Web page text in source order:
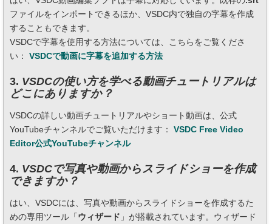
ファイルをインポートできるほか、VSDC内で独自の字幕を作成
することもできます。
VSDCで字幕を使用する方法については、こちらをご覧くださ
い： VSDCで動画に字幕を追加する方法
3. VSDCの使い方を学べる動画チュートリアルは
どこにありますか？
VSDCの詳しい動画チュートリアルやショート動画は、公式
YouTubeチャンネルでご覧いただけます： VSDC Free Video
Editor公式YouTubeチャンネル
4. VSDCで写真や動画からスライドショーを作成
できますか？
はい、VSDCには、写真や動画からスライドショーを作成するた
めの専用ツール「ウィザード 」が搭載されています。ウィザード